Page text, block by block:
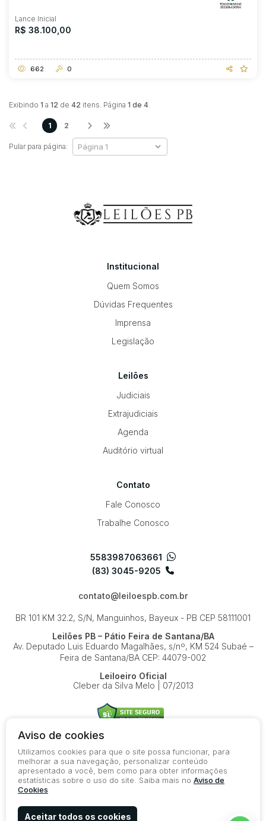
Lance Inicial
R$ 38.100,00
662 0
Exibindo 1 a 12 de 42 itens. Página 1 de 4.
Pular para página:
1 2
Institucional
Quem Somos
Dúvidas Frequentes
Imprensa
Legislação
Leilões
Judiciais
Extrajudiciais
Agenda
Auditório virtual
Contato
Fale Conosco
Trabalhe Conosco
5583987063661
(83) 3045-9205
contato@leiloespb.com.br
BR 101 KM 32.2, S/N, Manguinhos, Bayeux - PB CEP 58111001
Leilões PB – Pátio Feira de Santana/BA
Av. Deputado Luis Eduardo Magalhães, s/nº, KM 524Subaé –
Feira de Santana/BA CEP: 44079-002
Leiloeiro Oficial
Cleber da Silva Melo | 07/2013
© 2026-present - Todos os direitos reservados
Política de Privacidade
Termos de Uso
Aviso de cookies
Utilizamos cookies para que o site possa funcionar, para
melhorar a sua navegação, personalizar conteúdo
apresentado a você, bem como para obter informações
estatísticas sobre o uso do site. Saiba mais no Aviso de
Cookies
Aceitar todos os cookies